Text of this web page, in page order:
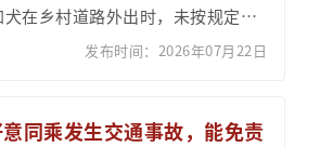
在乡村道路外出时，未按规定为
任由犬只在道路周边撒欢奔跑...
发布时间：2026年07月22日
同乘发生交通事故，能免责